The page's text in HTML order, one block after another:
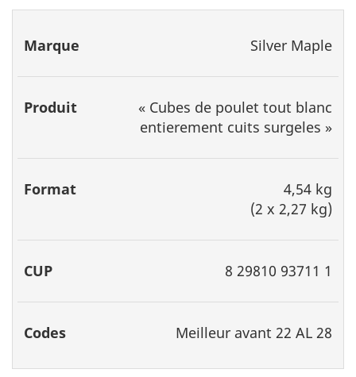
Marque CUP Codes
Silver Maple
« Cubes de poulet tout blanc
entierement cuits surgeles »
4,54 kg
(2 x 2,27 kg)
8 29810 93711 1
Meilleur avant 22 AL 28